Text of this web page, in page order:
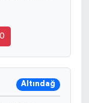
Altındağ